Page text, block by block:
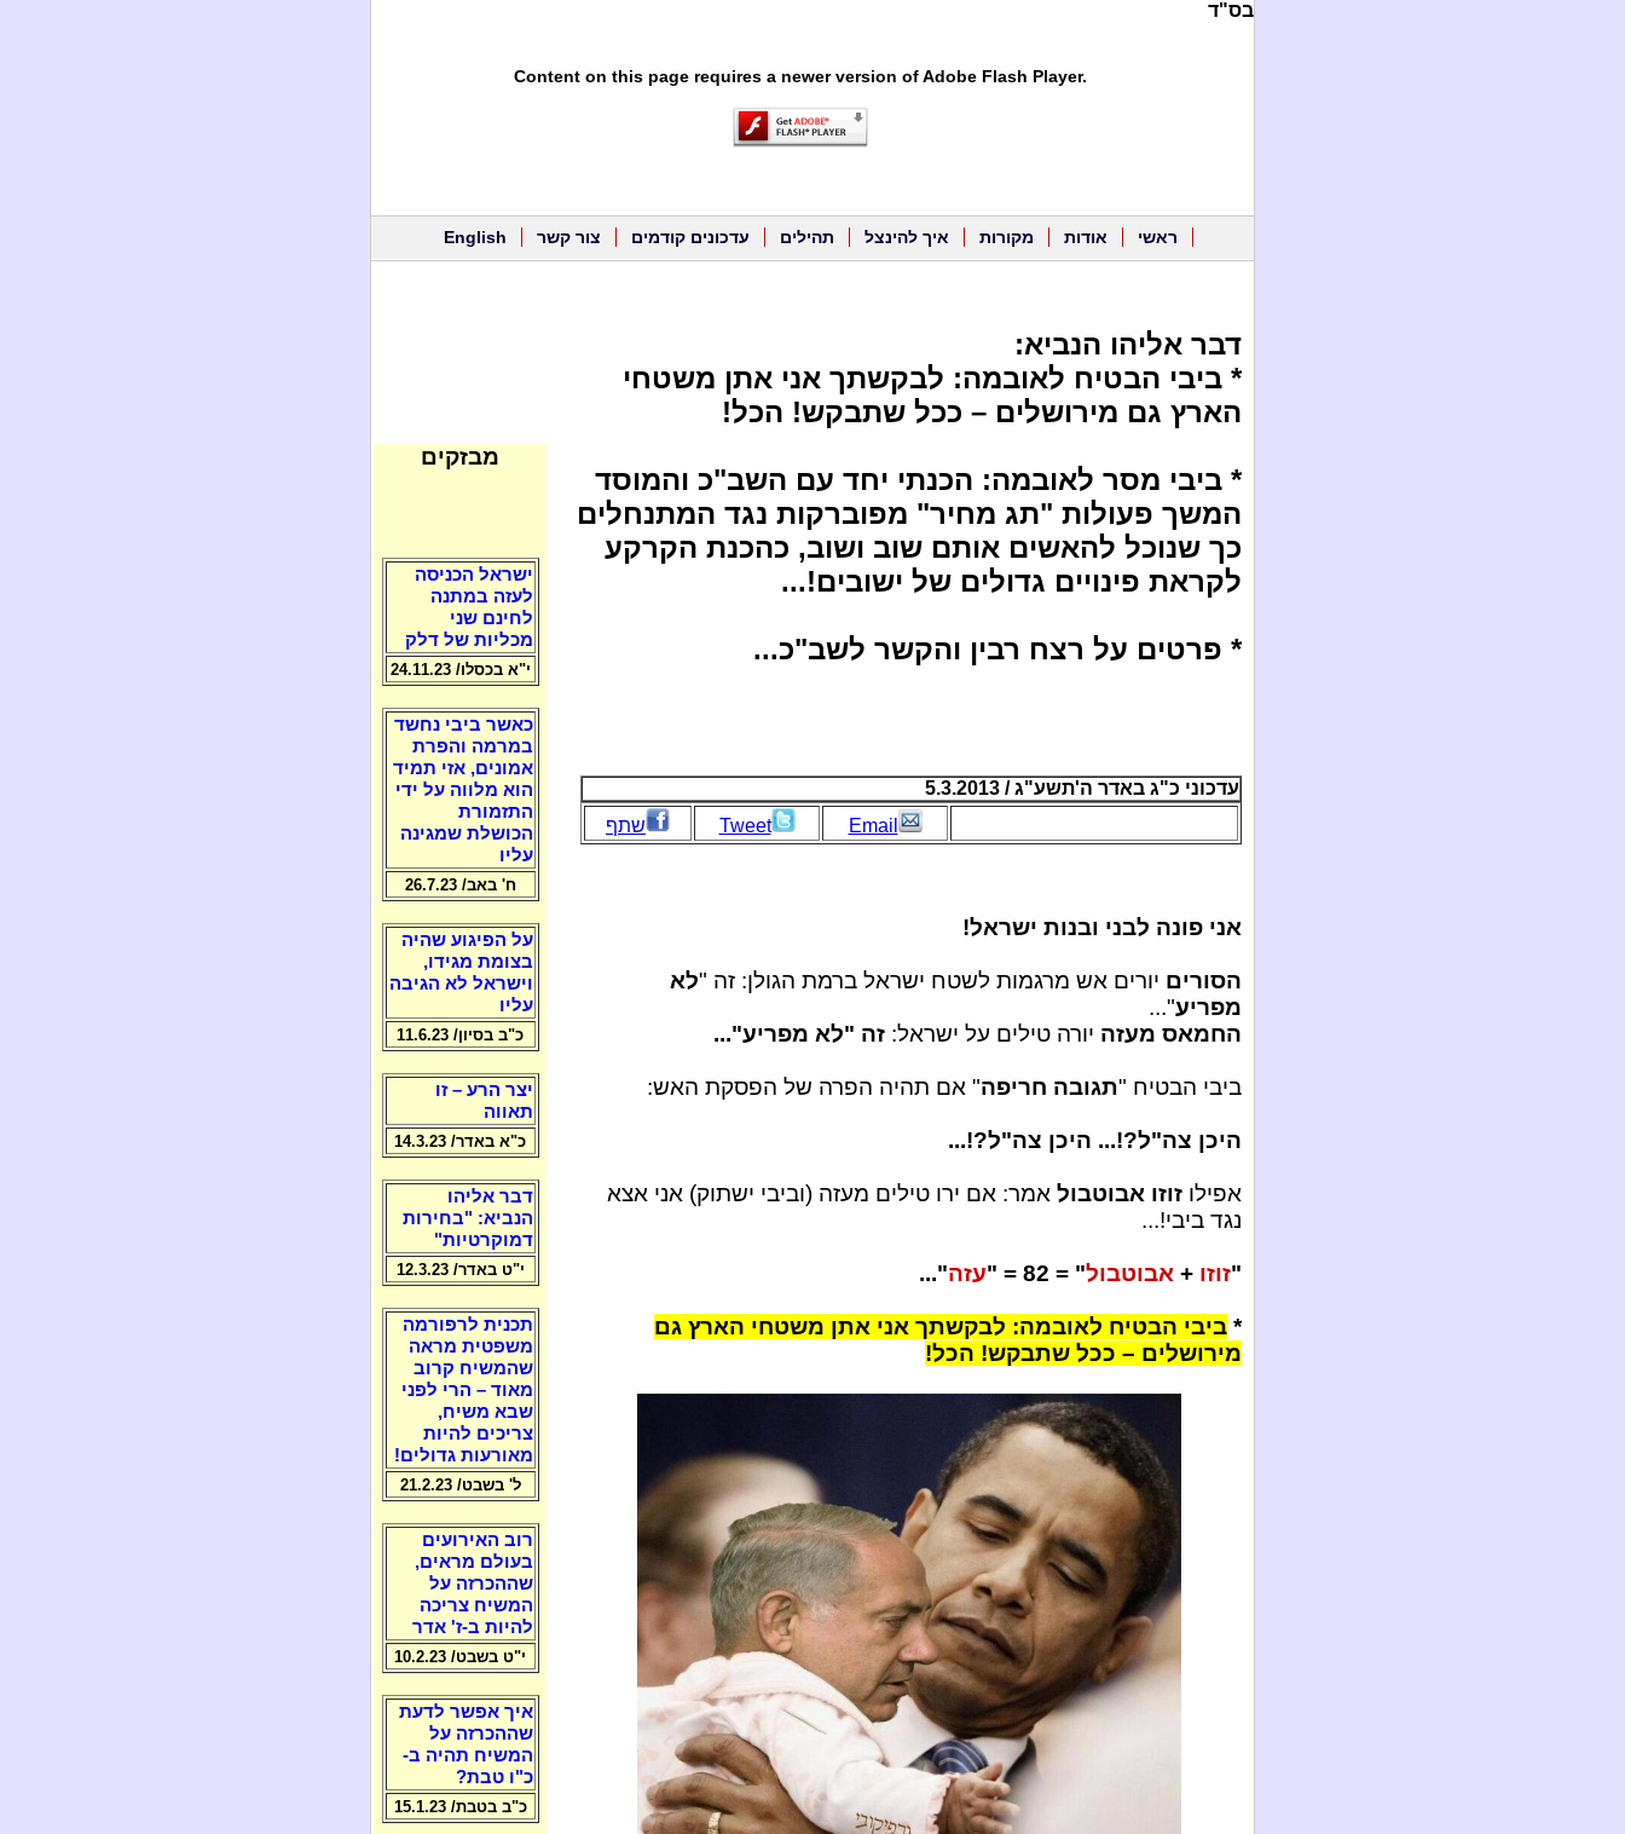
בס"ד
Content on this page requires a newer version of Adobe Flash Player.
ראשי אודות מקורות איך להינצל תהילים עדכונים קודמים צור קשר English
דבר אליהו הנביא:
* ביבי הבטיח לאובמה: לבקשתך אני אתן משטחי
הארץ גם מירושלים – ככל שתבקש! הכל!
* ביבי מסר לאובמה: הכנתי יחד עם השב"כ והמוסד
המשך פעולות "תג מחיר" מפוברקות נגד המתנחלים
כך שנוכל להאשים אותם שוב ושוב, כהכנת הקרקע
לקראת פינויים גדולים של ישובים!...
* פרטים על רצח רבין והקשר לשב"כ...
עדכוני כ"ג באדר ה'תשע"ג / 5.3.2013
Email
Tweet שתף
אני פונה לבני ובנות ישראל!
הסורים יורים אש מרגמות לשטח ישראל ברמת הגולן: זה "לא
מפריע"...
החמאס מעזה יורה טילים על ישראל: זה "לא מפריע"...
ביבי הבטיח "תגובה חריפה" אם תהיה הפרה של הפסקת האש:
היכן צה"ל?!... היכן צה"ל?!...
אפילו זוזו אבוטבול אמר: אם ירו טילים מעזה (וביבי ישתוק) אני אצא
נגד ביבי!...
"זוזו + אבוטבול" = 82 = " עזה"...
* ביבי הבטיח לאובמה: לבקשתך אני אתן משטחי הארץ גם
מירושלים – ככל שתבקש! הכל!
מבזקים
ישראל הכניסה
לעזה במתנה
לחינם שני
מכליות של דלק
י"א בכסלו/ 24.11.23
כאשר ביבי נחשד
במרמה והפרת
אמונים, אזי תמיד
הוא מלווה על ידי
התזמורת
הכושלת שמגינה
עליו
ח' באב/ 26.7.23
על הפיגוע שהיה
בצומת מגידו,
וישראל לא הגיבה
עליו
כ"ב בסיון/ 11.6.23
יצר הרע – זו
תאווה
כ"א באדר/ 14.3.23
דבר אליהו
הנביא: "בחירות
דמוקרטיות"
י"ט באדר/ 12.3.23
תכנית לרפורמה
משפטית מראה
שהמשיח קרוב
מאוד – הרי לפני
שבא משיח,
צריכים להיות
מאורעות גדולים!
ל' בשבט/ 21.2.23
רוב האירועים
בעולם מראים,
שההכרזה על
המשיח צריכה
להיות ב-ז' אדר
י"ט בשבט/ 10.2.23
איך אפשר לדעת
שההכרזה על
המשיח תהיה ב-
כ"ו טבת?
כ"ב בטבת/ 15.1.23